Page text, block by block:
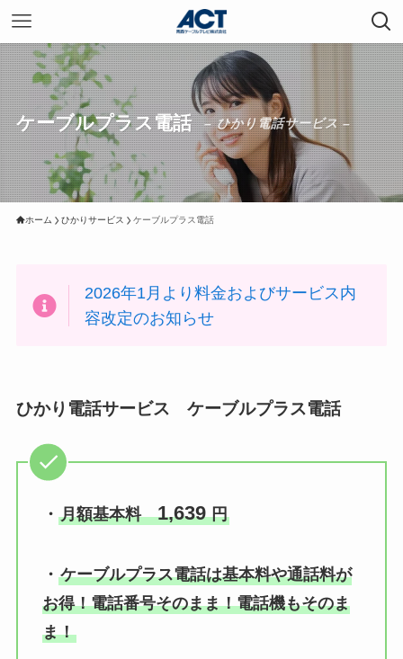
ケーブルプラス電話 – ひかり電話サービス –
ホーム ひかりサービス ケーブルプラス電話
2026年1月より料金およびサービス内
容改定のお知らせ
ひかり電話サービス ケーブルプラス電話
・ 月額基本料1,639円
・ ケーブルプラス電話は基本料や通話料が
お得！電話番号そのまま！電話機もそのま
ま！